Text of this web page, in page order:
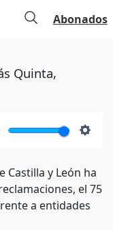
Abonados
Quinta,
Castilla y León ha
el 75
a entidades